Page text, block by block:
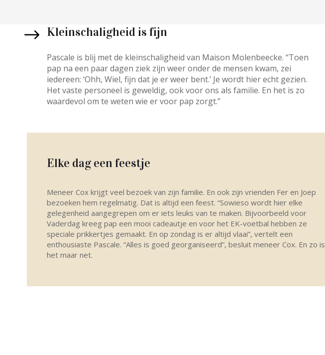
Kleinschaligheid is fijn
Pascale is blij met de kleinschaligheid van Maison Molenbeecke. “Toen
pap na een paar dagen ziek zijn weer onder de mensen kwam, zei
iedereen: ‘Ohh, Wiel, fijn dat je er weer bent.’ Je wordt hier echt gezien.
Het vaste personeel is geweldig, ook voor ons als familie. En het is zo
waardevol om te weten wie er voor pap zorgt.”
Elke dag een feestje
Meneer Cox krijgt veel bezoek van zijn familie. En ook zijn vrienden Fer en Joep
bezoeken hem regelmatig. Dat is altijd een feest. “Sowieso wordt hier elke
gelegenheid aangegrepen om er iets leuks van te maken. Bijvoorbeeld voor
Vaderdag kreeg pap een mooi cadeautje en voor het EK-voetbal hebben ze
speciale prikkertjes gemaakt. En op zondag is er altijd vlaai”, vertelt een
enthousiaste Pascale. “Alles is goed georganiseerd”, besluit meneer Cox. En zo is
het maar net.